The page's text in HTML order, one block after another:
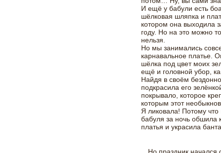
И ещё у бабули есть
шёлковая шляпка и
котором она выходила
году. Но на это можно
нельзя.
Но мы занимались
карнавальное платье.
шёлка под цвет моих
ещё и головной убор,
Найдя в своём
подкрасила его
покрывало, которое
которым этот
Я ликовала! Потому
бабуля за ночь обшила
платья и украсила